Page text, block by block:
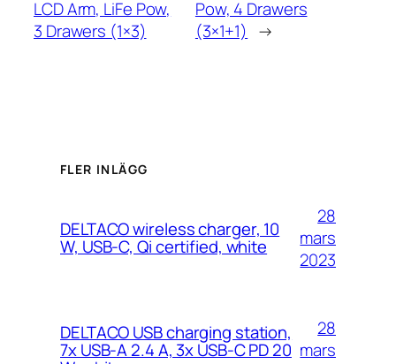
LCD Arm, LiFe Pow,
3 Drawers (1×3)
Pow, 4 Drawers
(3×1+1) →
FLER INLÄGG
DELTACO wireless charger, 10
W, USB-C, Qi certified, white
28
mars
2023
DELTACO USB charging station,
7x USB-A 2.4 A, 3x USB-C PD 20
28
mars